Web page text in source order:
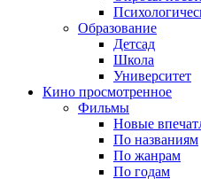
Образование
Детсад
Школа
Университет
Кино просмотренное
Фильмы
Новые
По названиям
По жанрам
По годам